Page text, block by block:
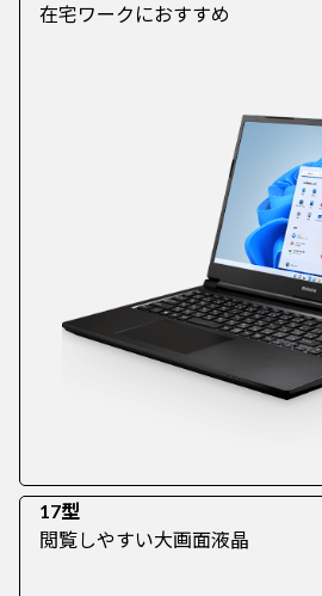
在宅ワークにおすすめ
17型
閲覧しやすい大画面液晶